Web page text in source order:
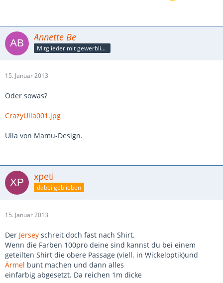
Annette Be
Mitglieder mit gewerblicher Verbindung, auch als Mitarbeiter/in
15. Januar 2013
Oder sowas?
CrazyUlla001.jpg
Ulla von Mamu-Design.
xpeti
dabei geblieben
15. Januar 2013
Der Jersey schreit doch fast nach Shirt.
Wenn die Farben 100pro deine sind kannst du bei einem
geteilten Shirt die obere Passage (viell. in Wickeloptik)und
Ärmel bunt machen und dann alles
einfarbig abgesetzt. Da reichen 1m dicke